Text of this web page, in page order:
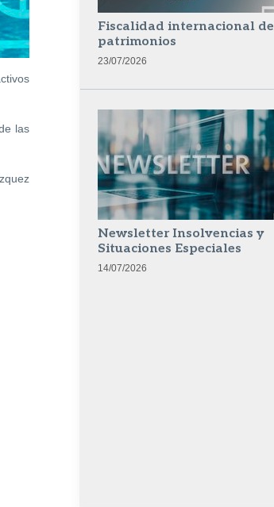
las
Fiscalidad internacional de
patrimonios
23/07/2026
Newsletter Insolvencias y
Situaciones Especiales
14/07/2026